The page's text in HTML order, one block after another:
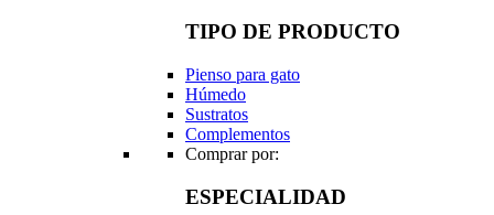
TIPO DE PRODUCTO
Pienso para gato
Húmedo
Sustratos
Complementos
Comprar por:
ESPECIALIDAD